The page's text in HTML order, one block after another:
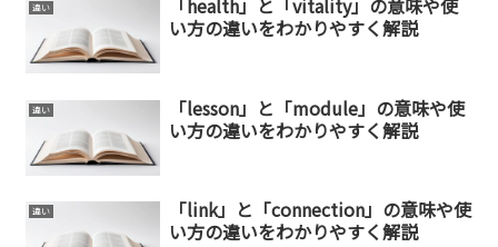
違い
「health」と「vitality」の意味や使
い方の違いをわかりやすく解説
違い
「lesson」と「module」の意味や使
い方の違いをわかりやすく解説
違い
「link」と「connection」の意味や使
い方の違いをわかりやすく解説